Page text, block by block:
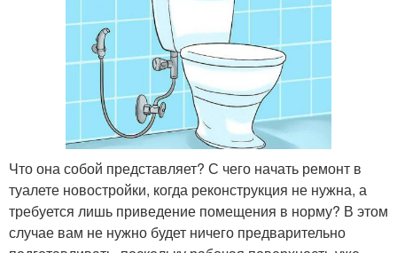
Что она собой представляет? С чего начать ремонт в
туалете новостройки, когда реконструкция не нужна, а
требуется лишь приведение помещения в норму? В этом
случае вам не нужно будет ничего предварительно